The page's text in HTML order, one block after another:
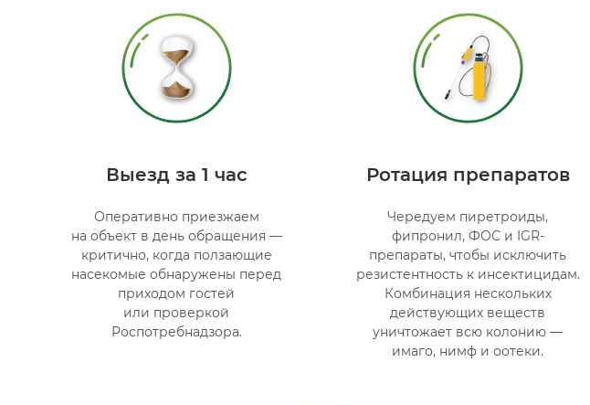
Выезд за 1 час
Оперативно приезжаем
на объект в день обращения —
критично, когда ползающие
насекомые обнаружены перед
приходом гостей
или проверкой
Роспотребнадзора.
Ротация препаратов
Чередуем пиретроиды,
фипронил, ФОС и IGR-
препараты, чтобы исключить
резистентность к инсектицидам.
Комбинация нескольких
действующих веществ
уничтожает всю колонию —
имаго, нимф и оотеки.